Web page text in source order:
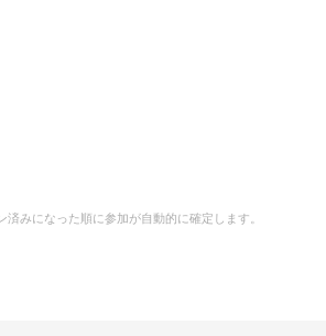
みになった順に参加が自動的に確定します。